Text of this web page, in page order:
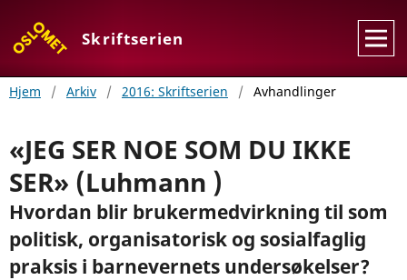
Skriftserien
Hjem / Arkiv / 2016: Skriftserien / Avhandlinger
«JEG SER NOE SOM DU IKKE
SER» (Luhmann )
Hvordan blir brukermedvirkning til som
politisk, organisatorisk og sosialfaglig
praksis i barnevernets undersøkelser?